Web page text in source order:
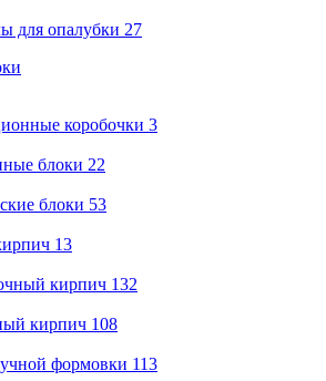
для опалубки 27
коробочки 3
блоки 22
блоки 53
13
кирпич 132
кирпич 108
формовки 113